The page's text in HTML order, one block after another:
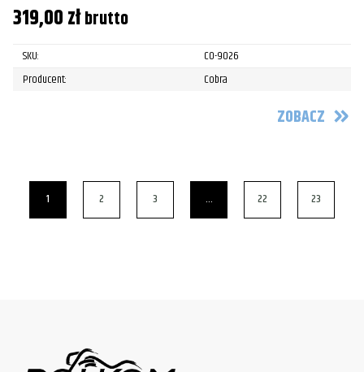
319,00złbrutto
SKU:
CO-9026
Producent:
Cobra
ZOBACZ
1 2 3 … 22 23